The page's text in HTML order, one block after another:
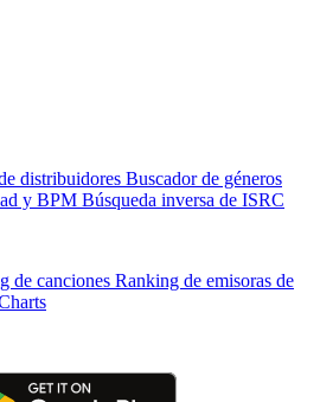
distribuidores Buscador de géneros
y BPM Búsqueda inversa de ISRC
de canciones Ranking de emisoras de